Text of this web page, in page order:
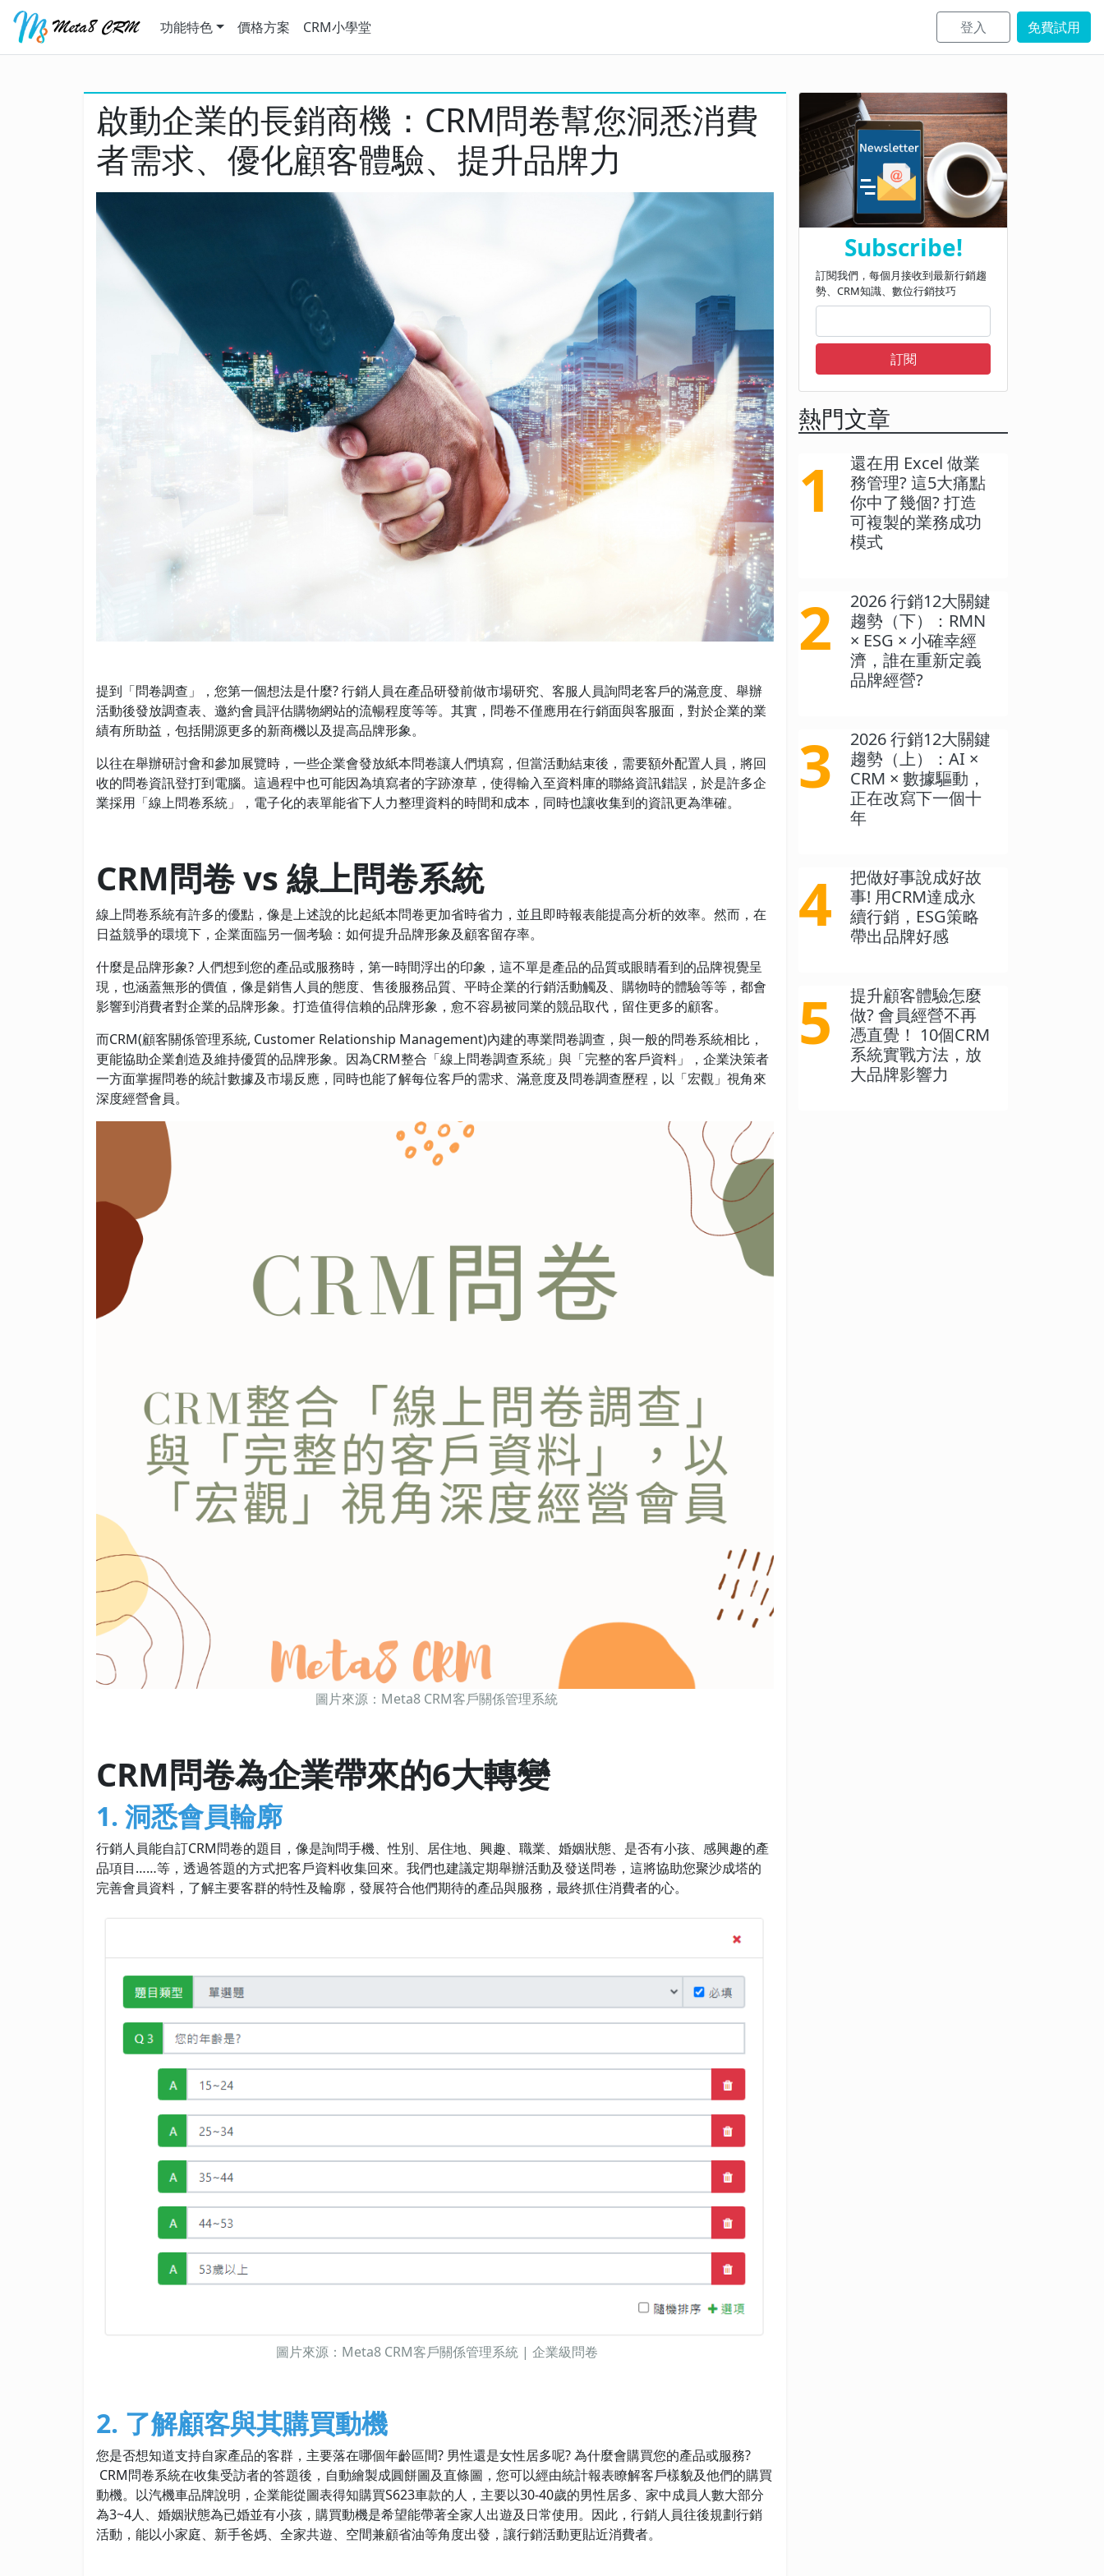
功能特色 價格方案 CRM小學堂 登入 免費試用
啟動企業的長銷商機：CRM問卷幫您洞悉消費
者需求、優化顧客體驗、提升品牌力
提到「問卷調查」，您第一個想法是什麼? 行銷人員在產品研發前做市場研究、客服人員詢問老客戶的滿意度、舉辦
活動後發放調查表、邀約會員評估購物網站的流暢程度等等。其實，問卷不僅應用在行銷面與客服面，對於企業的業
績有所助益，包括開源更多的新商機以及提高品牌形象。
以往在舉辦研討會和參加展覽時，一些企業會發放紙本問卷讓人們填寫，但當活動結束後，需要額外配置人員，將回
收的問卷資訊登打到電腦。這過程中也可能因為填寫者的字跡潦草，使得輸入至資料庫的聯絡資訊錯誤，於是許多企
業採用「線上問卷系統」，電子化的表單能省下人力整理資料的時間和成本，同時也讓收集到的資訊更為準確。
CRM問卷 vs 線上問卷系統
線上問卷系統有許多的優點，像是上述說的比起紙本問卷更加省時省力，並且即時報表能提高分析的效率。然而，在
日益競爭的環境下，企業面臨另一個考驗：如何提升品牌形象及顧客留存率。
什麼是品牌形象? 人們想到您的產品或服務時，第一時間浮出的印象，這不單是產品的品質或眼睛看到的品牌視覺呈
現，也涵蓋無形的價值，像是銷售人員的態度、售後服務品質、平時企業的行銷活動觸及、購物時的體驗等等，都會
影響到消費者對企業的品牌形象。打造值得信賴的品牌形象，愈不容易被同業的競品取代，留住更多的顧客。
而CRM(顧客關係管理系統, Customer Relationship Management)內建的專業問卷調查，與一般的問卷系統相比，
更能協助企業創造及維持優質的品牌形象。因為CRM整合「線上問卷調查系統」與「完整的客戶資料」，企業決策者
一方面掌握問卷的統計數據及市場反應，同時也能了解每位客戶的需求、滿意度及問卷調查歷程，以「宏觀」視角來
深度經營會員。
圖片來源：Meta8 CRM客戶關係管理系統
CRM問卷為企業帶來的6大轉變
1. 洞悉會員輪廓
行銷人員能自訂CRM問卷的題目，像是詢問手機、性別、居住地、興趣、職業、婚姻狀態、是否有小孩、感興趣的產
品項目……等，透過答題的方式把客戶資料收集回來。我們也建議定期舉辦活動及發送問卷，這將協助您聚沙成塔的
完善會員資料，了解主要客群的特性及輪廓，發展符合他們期待的產品與服務，最終抓住消費者的心。
圖片來源：Meta8 CRM客戶關係管理系統 | 企業級問卷
2. 了解顧客與其購買動機
您是否想知道支持自家產品的客群，主要落在哪個年齡區間? 男性還是女性居多呢? 為什麼會購買您的產品或服務?
CRM問卷系統在收集受訪者的答題後，自動繪製成圓餅圖及直條圖，您可以經由統計報表瞭解客戶樣貌及他們的購買
動機。以汽機車品牌說明，企業能從圖表得知購買S623車款的人，主要以30-40歲的男性居多、家中成員人數大部分
為3~4人、婚姻狀態為已婚並有小孩，購買動機是希望能帶著全家人出遊及日常使用。因此，行銷人員往後規劃行銷
活動，能以小家庭、新手爸媽、全家共遊、空間兼顧省油等角度出發，讓行銷活動更貼近消費者。
Subscribe!
訂閱我們，每個月接收到最新行銷趨
勢、CRM知識、數位行銷技巧
訂閱
熱門文章
1
還在用 Excel 做業
務管理? 這5大痛點
你中了幾個? 打造
可複製的業務成功
模式
2
2026 行銷12大關鍵
趨勢（下）：RMN
× ESG × 小確幸經
濟，誰在重新定義
品牌經營?
3
2026 行銷12大關鍵
趨勢（上）：AI ×
CRM × 數據驅動，
正在改寫下一個十
年
4
把做好事說成好故
事! 用CRM達成永
續行銷，ESG策略
帶出品牌好感
5
提升顧客體驗怎麼
做? 會員經營不再
憑直覺！ 10個CRM
系統實戰方法，放
大品牌影響力